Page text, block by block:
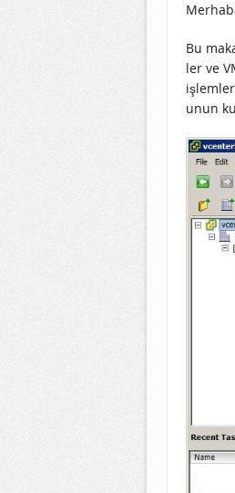
Bu
ler ve
unun